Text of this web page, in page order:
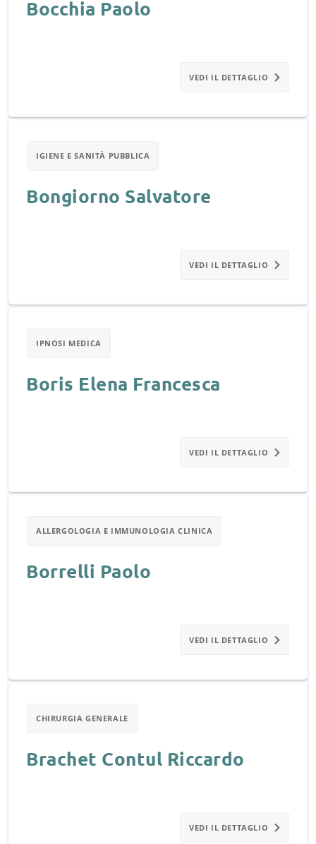
Bocchia Paolo
VEDI IL DETTAGLIO
IGIENE E SANITÀ PUBBLICA
Bongiorno Salvatore
VEDI IL DETTAGLIO
IPNOSI MEDICA
Boris Elena Francesca
VEDI IL DETTAGLIO
ALLERGOLOGIA E IMMUNOLOGIA CLINICA
Borrelli Paolo
VEDI IL DETTAGLIO
CHIRURGIA GENERALE
Brachet Contul Riccardo
VEDI IL DETTAGLIO